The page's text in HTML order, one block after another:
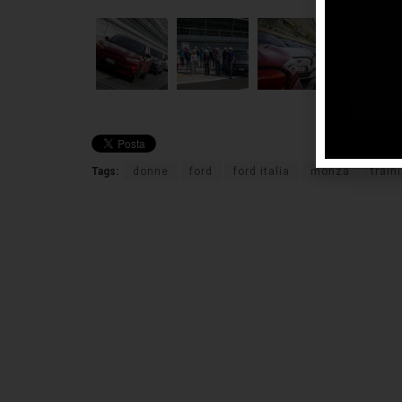
Tags: donne ford ford italia monza